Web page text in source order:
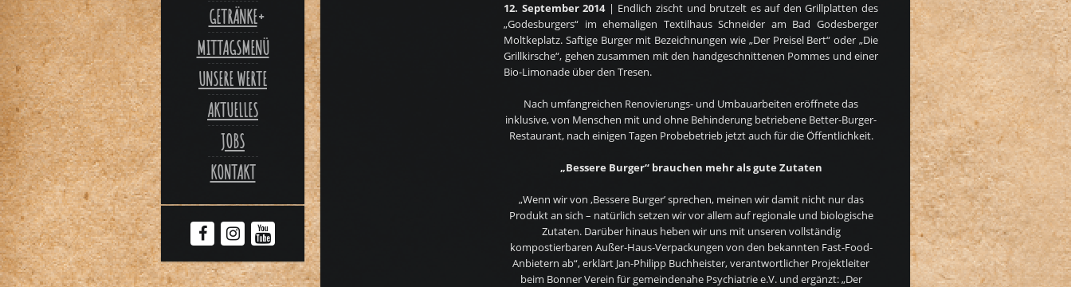
GETRÄNKE
MITTAGSMENÜ
UNSERE WERTE
AKTUELLES
JOBS
KONTAKT
12. September 2014| Endlich zischt und brutzelt es auf den Grillplatten des
„Godesburgers“ im ehemaligen Textilhaus Schneider am Bad Godesberger
Moltkeplatz. Saftige Burger mit Bezeichnungen wie „Der Preisel Bert“ oder „Die
Grillkirsche“, gehen zusammen mit den handgeschnittenen Pommes und einer
Bio-Limonade über den Tresen.
Nach umfangreichen Renovierungs- und Umbauarbeiten eröffnete das
inklusive, von Menschen mit und ohne Behinderung betriebene Better-Burger-
Restaurant, nach einigen Tagen Probebetrieb jetzt auch für die Öffentlichkeit.
„Bessere Burger“ brauchen mehr als gute Zutaten
„Wenn wir von ‚Bessere Burger’ sprechen, meinen wir damit nicht nur das
Produkt an sich – natürlich setzen wir vor allem auf regionale und biologische
Zutaten. Darüber hinaus heben wir uns mit unseren vollständig
kompostierbaren Außer-Haus-Verpackungen von den bekannten Fast-Food-
Anbietern ab“, erklärt Jan-Philipp Buchheister, verantwortlicher Projektleiter
beim Bonner Verein für gemeindenahe Psychiatrie e.V. und ergänzt: „Der